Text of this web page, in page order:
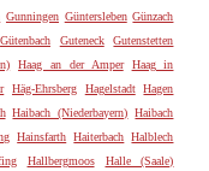
Gunningen Güntersleben Günzach
Gütenbach Guteneck
Gutenstetten
Haag an der Amper
Haag in
Häg-Ehrsberg Hagelstadt
Hagen
Haibach (Niederbayern) Haibach
Hainsfarth Haiterbach Halblech
Hallbergmoos
Halle (Saale)